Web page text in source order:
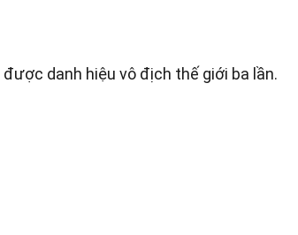
danh hiệu vô địch thế giới ba lần.